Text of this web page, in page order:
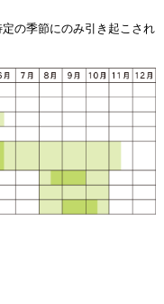
の季節にのみ引き起こされ